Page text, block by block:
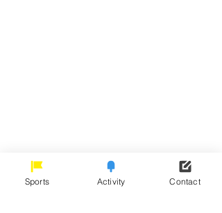
2019 ビーチスポーツフ
Sports Activity Contact